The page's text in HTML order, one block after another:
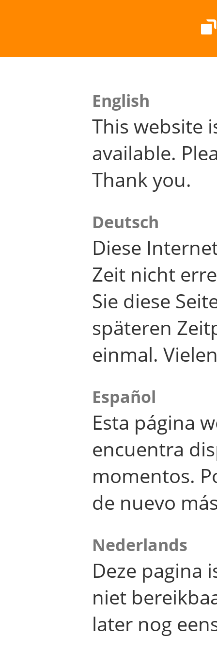
English
This website
available.
Thank you.
Deutsch
Diese
Zeit nicht
Sie diese
späteren
einmal.
Español
Esta página
encuentra
momentos.
de nuevo
Nederlands
Deze pagina
niet
later nog